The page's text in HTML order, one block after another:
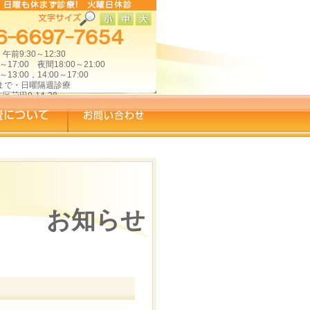
午前9:30～12:30
17:00 夜間18:00～21:00
13:00，14:00～17:00
で・日曜隔週診療
区苅田9-14-28
お知らせ